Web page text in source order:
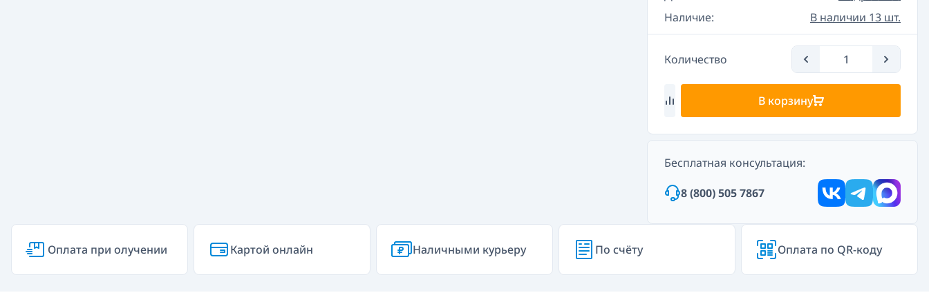
Наличие:
В наличии 13 шт.
Количество
В корзину
Бесплатная консультация:
8 (800) 505 7867
Оплата при олучении Картой онлайн Наличными курьеру По счёту Оплата по QR-коду